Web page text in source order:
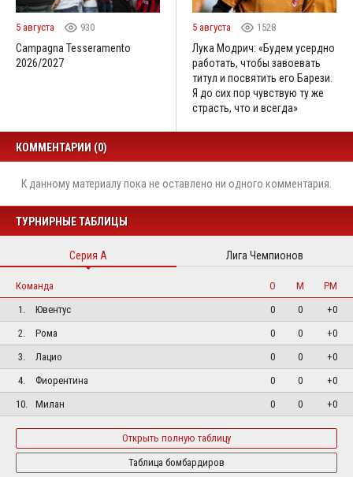
5 августа 930
Campagna Tesseramento
2026/2027
5 августа 1528
Лука Модрич: «Будем усердно
работать, чтобы завоевать
титул и посвятить его Барези.
Я до сих пор чувствую ту же
страсть, что и всегда»
КОММЕНТАРИИ (0)
К данному материалу пока не оставлено ни одного комментария.
ТУРНИРНЫЕ ТАБЛИЦЫ
Серия А Лига Чемпионов
Команда О М
РМ
1.
Ювентус 0 0
+0
2.
Рома 0 0
+0
3.
Лацио 0 0
+0
4.
Фиорентина 0 0
+0
10.
Милан 0 0 +0
Открыть полную таблицу
Таблица бомбардиров